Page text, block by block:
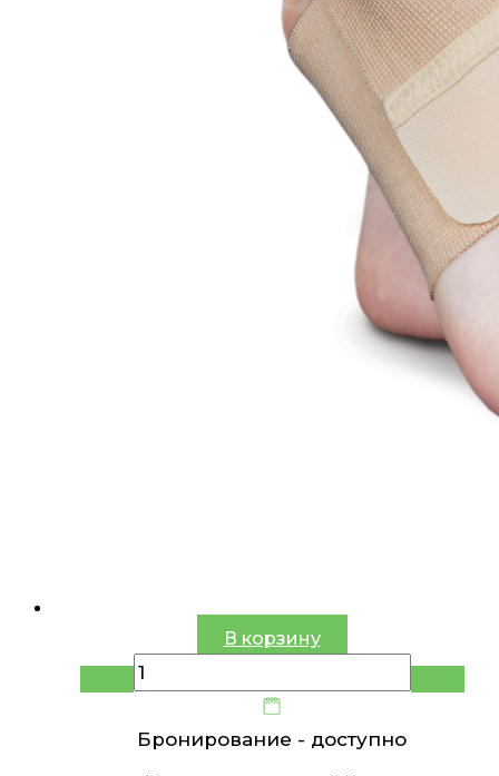
В корзину
Бронирование - доступно